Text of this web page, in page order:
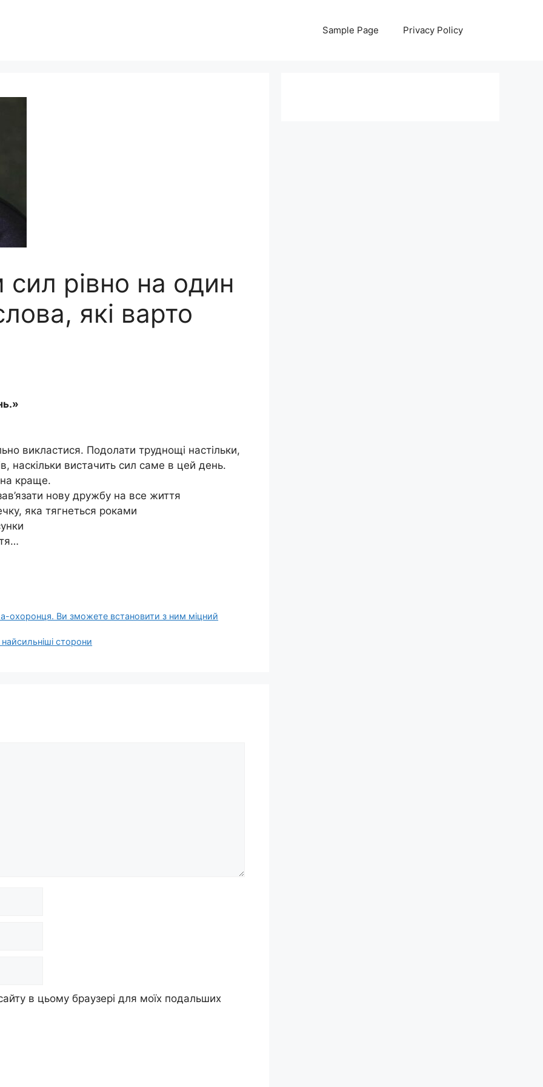
Sample Page Privacy Policy
рівно на один
які варто
викластися. Подолати труднощі настільки,
наскільки вистачить сил саме в цей день.
краще.
нову дружбу на все життя
яка тягнеться роками
охоронця. Ви зможете встановити з ним міцний
сторони
в цьому браузері для моїх подальших